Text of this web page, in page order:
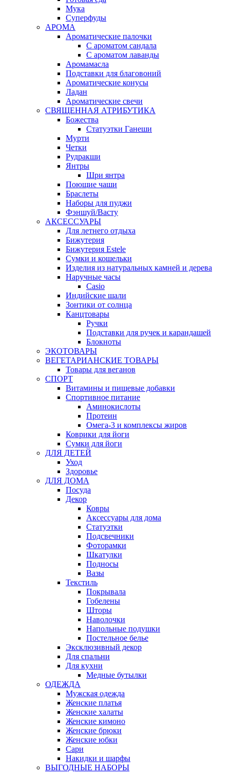
Мука
Суперфуды
АРОМА
Ароматические палочки
С ароматом сандала
С ароматом лаванды
Аромамасла
Подставки для благовоний
Ароматические конусы
Ладан
Ароматические свечи
СВЯЩЕННАЯ АТРИБУТИКА
Божества
Статуэтки Ганеши
Мурти
Четки
Рудракши
Янтры
Шри янтра
Поющие чаши
Браслеты
Наборы для пуджи
Фэншуй/Васту
АКСЕССУАРЫ
Для летнего отдыха
Бижутерия
Бижутерия Estele
Сумки и кошельки
Изделия из натуральных камней и дерева
Наручные часы
Casio
Индийские шали
Зонтики от солнца
Канцтовары
Ручки
Подставки для ручек и карандашей
Блокноты
ЭКОТОВАРЫ
ВЕГЕТАРИАНСКИЕ ТОВАРЫ
Товары для веганов
СПОРТ
Витамины и пищевые добавки
Спортивное питание
Аминокислоты
Протеин
Омега-3 и комплексы жиров
Коврики для йоги
Сумки для йоги
ДЛЯ ДЕТЕЙ
Уход
Здоровье
ДЛЯ ДОМА
Посуда
Декор
Ковры
Аксессуары для дома
Статуэтки
Подсвечники
Фоторамки
Шкатулки
Подносы
Вазы
Текстиль
Покрывала
Гобелены
Шторы
Наволочки
Напольные подушки
Постельное белье
Эксклюзивный декор
Для спальни
Для кухни
Медные бутылки
ОДЕЖДА
Мужская одежда
Женские платья
Женские халаты
Женские кимоно
Женские брюки
Женские юбки
Сари
Накидки и шарфы
ВЫГОДНЫЕ НАБОРЫ